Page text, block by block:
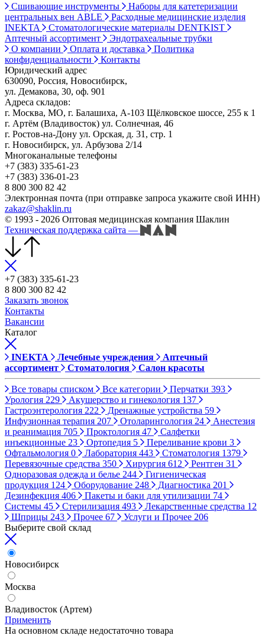
Сшивающие инструменты
Наборы для катетеризации
центральных вен ABLE
Расходные медицинские изделия
INEKTA
Стоматологические материалы DENTKIST
Аптечный ассортимент
Эндотрахеальные трубки
О компании
Оплата и доставка
Политика
конфиденциальности
Контакты
Юридический адрес
630090, Россия, Новосибирск,
ул. Демакова, 30, оф. 901
Адреса складов:
г. Москва, МО, г. Балашиха, А-103 Щёлковское шоссе, 255 к 1
г. Артём (Владивосток) ул. Солнечная, 46
г. Ростов-на-Дону ул. Орская, д. 31, стр. 1
г. Новосибирск, ул. Арбузова 2/14
Многоканальные телефоны
+7 (383) 335-61-23
+7 (383) 336-01-23
8 800 300 82 42
Электронная почта (при отправке запроса укажите свой ИНН)
zakaz@shaklin.ru
© 1993 - 2026 Оптовая медицинская компания Шаклин
Техническая поддержка сайта —
+7 (383) 335-61-23
8 800 300 82 42
Заказать звонок
Контакты
Вакансии
Каталог
INEKTA Лечебные учреждения
Аптечный
ассортимент
Стоматология Салон красоты
Все товары списком Все категории Перчатки 393
Урология 229 Акушерство и гинекология 137
Гастроэнтерология 222 Дренажные устройства 59
Инфузионная терапия 207 Отоларингология 24
Анестезия
и реанимация 705 Проктология 47
Салфетки
инъекционные 23 Ортопедия 5 Переливание крови 3
Офтальмология 0 Лаборатория 443 Стоматология 1379
Перевязочные средства 350 Хирургия 612 Рентген 31
Одноразовая одежда и белье 244
Гигиеническая
продукция 124 Оборудование 248 Диагностика 201
Дезинфекция 406 Пакеты и баки для утилизации 74
Системы 45 Стерилизация 493 Лекарственные средства 12
Шприцы 243 Прочее 67 Услуги и Прочее 206
Выберите свой склад
Новосибирск
Москва
Владивосток (Артем)
Применить
На основном складе недостаточно товара